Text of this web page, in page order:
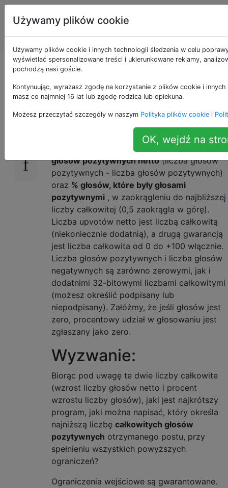
Programowanie
puzzli i Code
Golf
Gra w hejterów
20 Ustawić:
Sieć społecznościowa podaje liczbę głosów,
które ma post na dwa sposoby: liczbę
głosów pozytywnych netto(liczba głosów
pozytywnych - liczba głosów pozytywnych)
oraz % głosów, które były głosami
pozytywnymi , w zaokrągleniu do najbliższej
liczby całkowitej (0,5 zaokrągla w górę).
Liczba upvotów netto jest liczbą całkowitą
(niekoniecznie dodatnią), a drugą gwarancją
jest liczba całkowita od 0 do +100 włącznie.
Liczba głosów pozytywnych i liczba głosów
negatywnych są zarówno zerowymi, jak i
dodatnimi 32-bitowymi liczbami całkowitymi
(możesz określić podpisany lub
niepodpisany). Załóżmy, że jeśli głosów jest
zero, procentowy udział w głosowaniu jest
zgłaszany jako zero.
Wyzwanie:
Biorąc pod uwagę te dwie liczby całkowite
(wzrost liczby głosów netto i procent
wzrostu liczby głosów), jaki jest najkrótszy
program, jaki można napisać, który określa
najniższą liczbę całkowitych głosów
pozytywnych otrzymanego postu, przy
spełnieniu wszystkich powyższych
ograniczeń?
Ograniczenia wejściowe są gwarantowane.
Używamy plików cookie
Używamy plików cookie i innych technologii śledzenia w celu
wyświetlać spersonalizowane treści i ukierunkowane reklamy,
pochodzą nasi goście.
Kontynuując, wyrażasz zgodę na korzystanie z plików cookie i
masz co najmniej 16 lat lub zgodę rodzica lub opiekuna.
Możesz przeczytać szczegóły w naszym Polityka plików cookie i
OK, wejdź na